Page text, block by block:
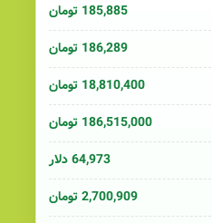
185,885 تومان
186,289 تومان
18,810,400 تومان
186,515,000 تومان
64,973 دلار
2,700,909 تومان